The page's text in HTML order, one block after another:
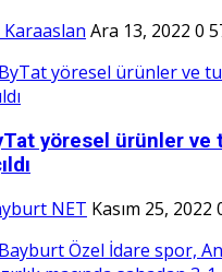
Karaaslan Ara 13, 2022 0
yöresel ürünler ve
NET Kasım 25, 2022